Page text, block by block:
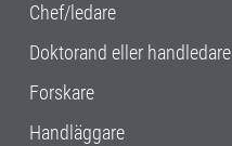
Chef/ledare
Doktorand eller handledare
Forskare
Handläggare